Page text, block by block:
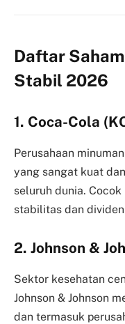
Daftar
Stabil 2026
1. Coca-Cola
Perusahaan
yang sangat kuat
seluruh dunia.
stabilitas dan
2. Johnson &
Sektor kesehatan
Johnson & Johnson
dan termasuk